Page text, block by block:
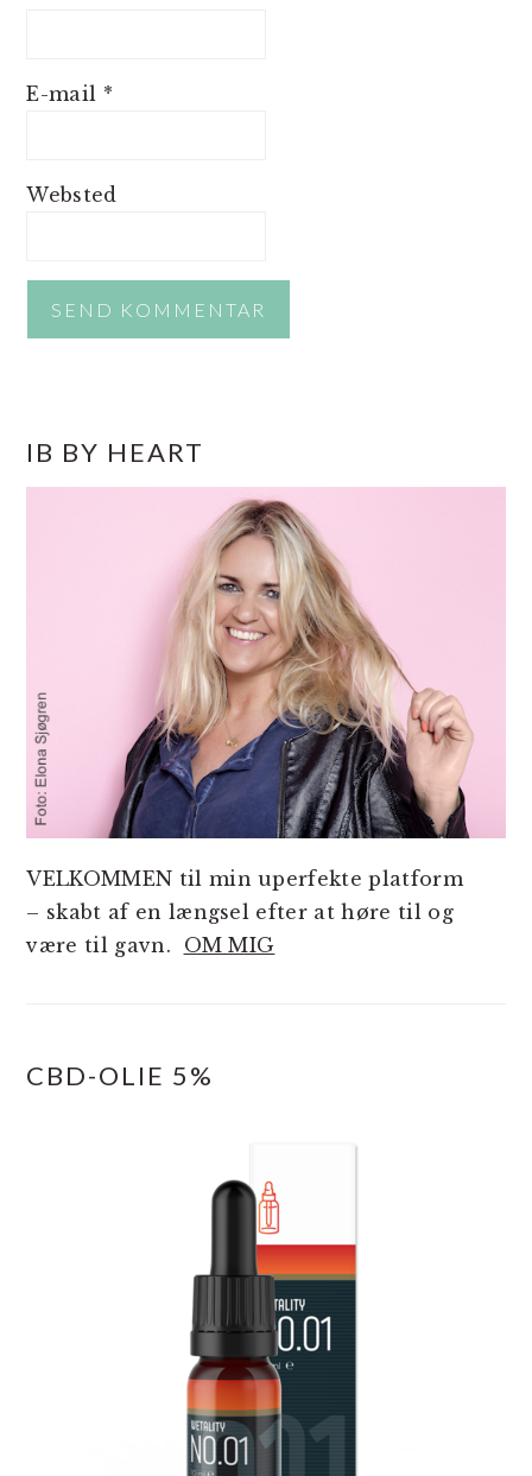
E-mail *
Websted
SIDEBAR
IB BY HEART
VELKOMMEN til min uperfekte platform
– skabt af en længsel efter at høre til og
være til gavn. OM MIG
CBD-OLIE 5%